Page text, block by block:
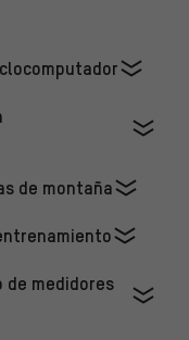
de montaña
de medidores